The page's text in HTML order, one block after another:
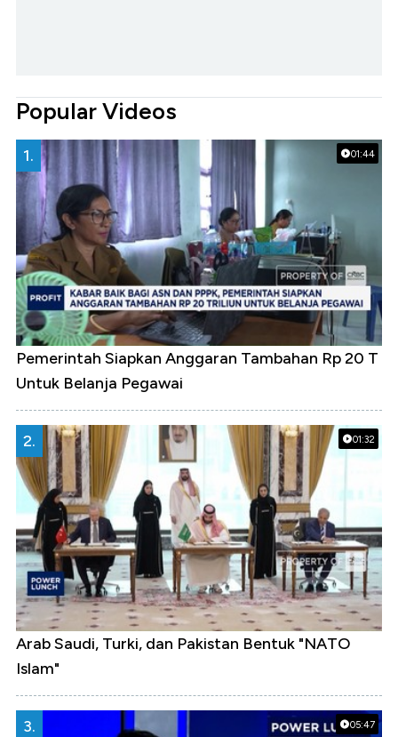
Popular Videos
01:44
1.
Pemerintah Siapkan Anggaran Tambahan Rp 20 T
Untuk Belanja Pegawai
01:32
2.
Arab Saudi, Turki, dan Pakistan Bentuk "NATO
Islam"
05:47
3.